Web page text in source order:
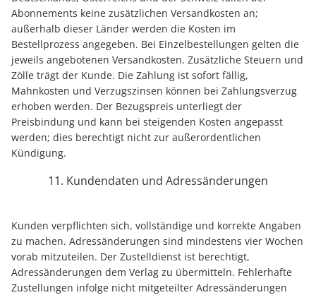
Abonnements keine zusätzlichen Versandkosten an;
außerhalb dieser Länder werden die Kosten im
Bestellprozess angegeben. Bei Einzelbestellungen gelten die
jeweils angebotenen Versandkosten. Zusätzliche Steuern und
Zölle trägt der Kunde. Die Zahlung ist sofort fällig,
Mahnkosten und Verzugszinsen können bei Zahlungsverzug
erhoben werden. Der Bezugspreis unterliegt der
Preisbindung und kann bei steigenden Kosten angepasst
werden; dies berechtigt nicht zur außerordentlichen
Kündigung.
11. Kundendaten und Adressänderungen
Kunden verpflichten sich, vollständige und korrekte Angaben
zu machen. Adressänderungen sind mindestens vier Wochen
vorab mitzuteilen. Der Zustelldienst ist berechtigt,
Adressänderungen dem Verlag zu übermitteln. Fehlerhafte
Zustellungen infolge nicht mitgeteilter Adressänderungen